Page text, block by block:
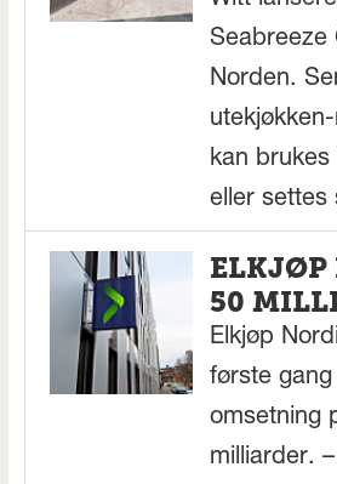
Seabreeze
Norden.
kan brukes
eller settes
ELKJØP
50
Elkjøp
første
omsetning
milliarder.